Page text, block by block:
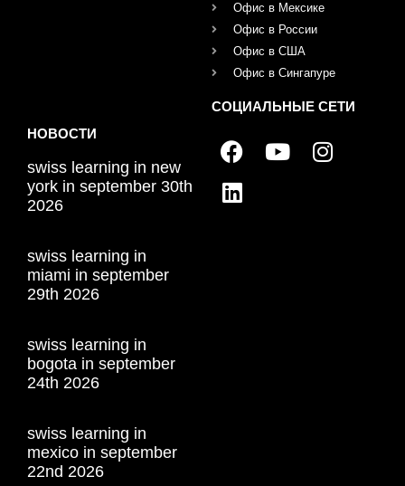
Офис в Мексике
Офис в России
Офис в США
Офис в Сингапуре
НОВОСТИ
swiss learning in new
york in september 30th
2026
swiss learning in
miami in september
29th 2026
swiss learning in
bogota in september
24th 2026
swiss learning in
mexico in september
22nd 2026
СОЦИАЛЬНЫЕ СЕТИ